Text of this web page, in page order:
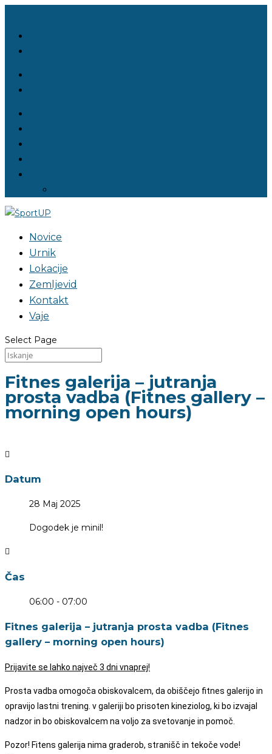
Novice
Urnik
Lokacije
Zemljevid
Kontakt
Vaje
Select Page
Fitnes galerija – jutranja
prosta vadba (Fitnes gallery –
morning open hours)
Datum
28 Maj 2025
Dogodek je minil!
Čas
06:00 - 07:00
Fitnes galerija – jutranja prosta vadba (Fitnes
gallery – morning open hours)
Prijavite se lahko največ 3 dni vnaprej!
Prosta vadba omogoča obiskovalcem, da obiščejo fitnes galerijo in
opravijo lastni trening. v galeriji bo prisoten kineziolog, ki bo izvajal
nadzor in bo obiskovalcem na voljo za svetovanje in pomoč.
Pozor! Fitens galerija nima graderob, stranišč in tekoče vode!